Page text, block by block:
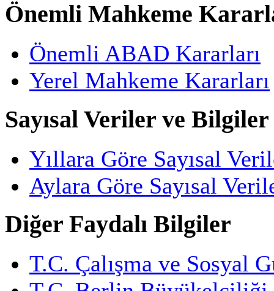
Önemli Mahkeme
Önemli ABAD Kararları
Yerel Mahkeme Kararları
Sayısal Veriler ve Bilgiler
Yıllara Göre Sayısal
Aylara Göre Sayısal
Diğer Faydalı Bilgiler
T.C. Çalışma ve Sosyal